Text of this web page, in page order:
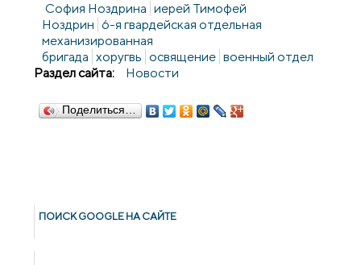
София Ноздрина иерей Тимофей
Ноздрин 6-я гвардейская отдельная
механизированная
бригада хоругвь освящение военный отдел
Раздел сайта:
Новости
Поделиться…
ПОИСК GOОGLE НА САЙТЕ